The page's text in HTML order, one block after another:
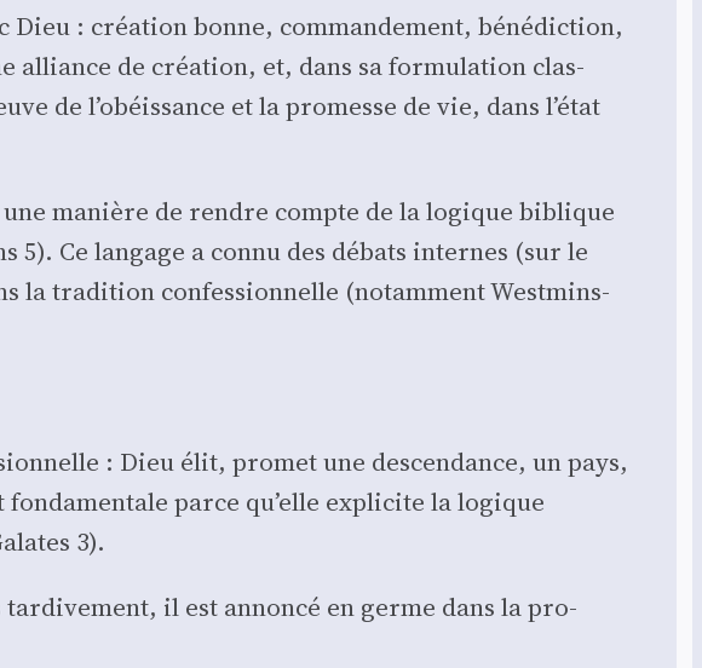
Dieu : créa­tion bonne, com­man­de­ment, béné­dic­tion,
alliance de créa­tion, et, dans sa for­mu­la­tion clas­
de l’obéissance et la pro­messe de vie, dans l’état
manière de rendre compte de la logique biblique
5). Ce lan­gage a connu des débats internes (sur le
la tra­di­tion confes­sion­nelle (notam­ment West­mins­
: Dieu élit, pro­met une des­cen­dance, un pays,
parce qu’elle expli­cite la logique
3).
tar­di­ve­ment, il est annon­cé en germe dans la pro­